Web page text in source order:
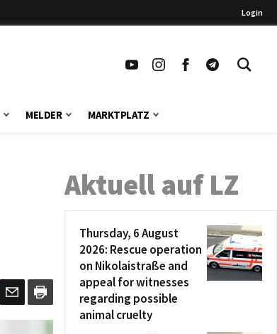
Login
MELDER MARKTPLATZ
Aktuell auf LZ
Thursday, 6 August
2026: Rescue operation
on Nikolaistraße and
appeal for witnesses
regarding possible
animal cruelty